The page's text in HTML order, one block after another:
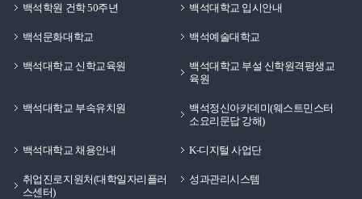
백석학원 건학 50주년 백석대학교 입시안내
백석문화대학교 백석예술대학교
백석대학교 신학교육원
백석대학교 부설 신학원격평생교
육원
백석대학교 부속유치원
백석정신아카데미(웨스트민스터
소요리문답 강해)
백석대학교 채용안내 K-디지털 사업단
취업진로지원처(대학일자리플러
스센터)
성과관리시스템